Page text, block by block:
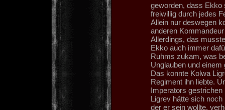
geworden, dass Ekko
freiwillig durch jedes
Allein nur deswegen
anderen
Allerdings, das
Ekko auch immer
Ruhms zukam, was
Unglauben und
Das konnte Kolwa
Regiment ihn liebte.
Imperators
Ligrev hätte sich
der er sein wollte,